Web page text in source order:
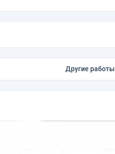
Другие работы